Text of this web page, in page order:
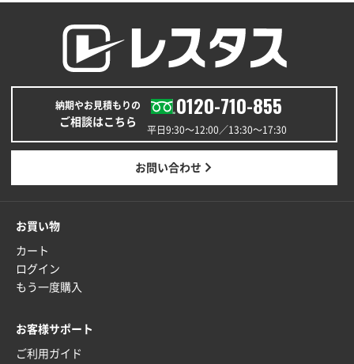
神奈川県S社様
ワンポイント箔押し紙袋 M横サイズ(A4対応) 500
枚
2025年12月16日 10:39
短納期対応が素晴らしい
ラミネート紙袋 規格L4サイズ(B4対応)
2025年12月04日 17:34
兵庫県のお客様
納期やお見積もりの
ご相談はこちら
0120-710-855
平日9:30〜12:00／13:30〜17:30
お問い合わせ
お買い物
カート
ログイン
もう一度購入
お客様サポート
ご利用ガイド